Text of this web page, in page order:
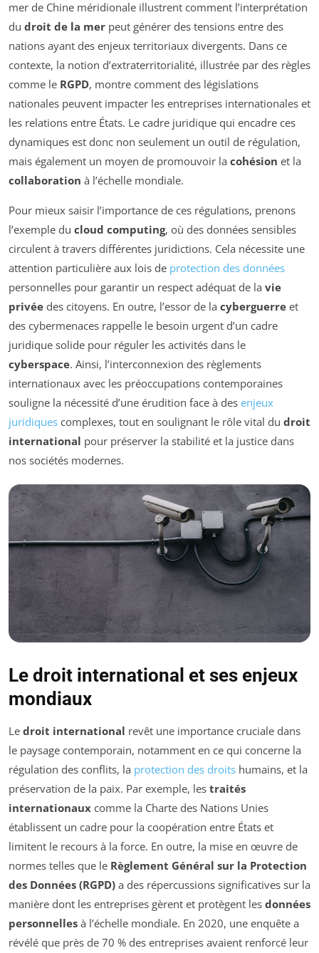
mer de Chine méridionale illustrent comment l’interprétation
du droit de la mer peut générer des tensions entre des
nations ayant des enjeux territoriaux divergents. Dans ce
contexte, la notion d’extraterritorialité, illustrée par des règles
comme le RGPD, montre comment des législations
nationales peuvent impacter les entreprises internationales et
les relations entre États. Le cadre juridique qui encadre ces
dynamiques est donc non seulement un outil de régulation,
mais également un moyen de promouvoir la cohésion et la
collaboration à l’échelle mondiale.
Pour mieux saisir l’importance de ces régulations, prenons
l’exemple du cloud computing, où des données sensibles
circulent à travers différentes juridictions. Cela nécessite une
attention particulière aux lois de protection des données
personnelles pour garantir un respect adéquat de la vie
privée des citoyens. En outre, l’essor de la cyberguerre et
des cybermenaces rappelle le besoin urgent d’un cadre
juridique solide pour réguler les activités dans le
cyberspace. Ainsi, l’interconnexion des règlements
internationaux avec les préoccupations contemporaines
souligne la nécessité d’une érudition face à des enjeux
juridiques complexes, tout en soulignant le rôle vital du droit
international pour préserver la stabilité et la justice dans
nos sociétés modernes.
Le droit international et ses enjeux
mondiaux
Le droit international revêt une importance cruciale dans
le paysage contemporain, notamment en ce qui concerne la
régulation des conflits, la protection des droits humains, et la
préservation de la paix. Par exemple, les traités
internationaux comme la Charte des Nations Unies
établissent un cadre pour la coopération entre États et
limitent le recours à la force. En outre, la mise en œuvre de
normes telles que le Règlement Général sur la Protection
des Données (RGPD) a des répercussions significatives sur la
manière dont les entreprises gèrent et protègent les données
personnelles à l’échelle mondiale. En 2020, une enquête a
révélé que près de 70 % des entreprises avaient renforcé leur